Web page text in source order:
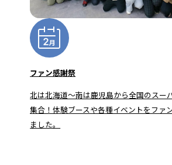
ファン感謝祭
北は北海道～南は鹿児島から全国のスー
集合！体験ブースや各種イベントをファ
ました。